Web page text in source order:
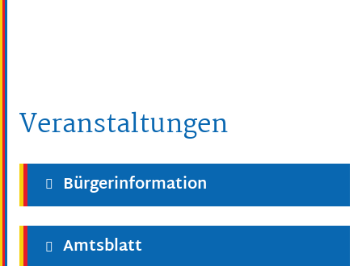
Veranstaltungen
Bürgerinformation
Amtsblatt